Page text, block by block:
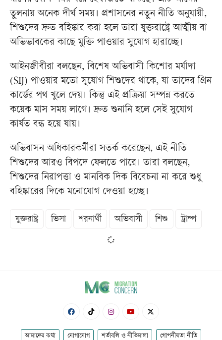
তুলনায় অনেক দীর্ঘ সময়। প্রশাসনের নতুন নীতি অনুযায়ী,
শিশুদের দ্রুত বহিষ্কার করা হলে তারা যুক্তরাষ্ট্রে আত্মীয় বা
অভিভাবকের কাছে মুক্তি পাওয়ার সুযোগ হারাচ্ছে।
আইনজীবীরা বলছেন, বিশেষ অভিবাসী কিশোর মর্যাদা
(SIJ) পাওয়ার মতো সুযোগ শিশুদের থাকে, যা তাদের গ্রিন
কার্ডের পথ খুলে দেয়। কিন্তু এই প্রক্রিয়া সম্পন্ন করতে
কয়েক মাস সময় লাগে। দ্রুত শুনানি হলে সেই সুযোগ
কার্যত বন্ধ হয়ে যায়।
অভিবাসন অধিকারকর্মীরা সতর্ক করেছেন, এই নীতি
শিশুদের আরও বিপদে ফেলতে পারে। তারা বলছেন,
শিশুদের নিরাপত্তা ও মানবিক দিক বিবেচনা না করে শুধু
বহিষ্কারের দিকে মনোযোগ দেওয়া হচ্ছে।
যুক্তরাষ্ট্র ভিসা শরনার্থী অভিবাসী শিশু ট্রাম্প
আমাদের কথা যোগাযোগ শর্তাবলি ও নীতিমালা গোপনীয়তা নীতি